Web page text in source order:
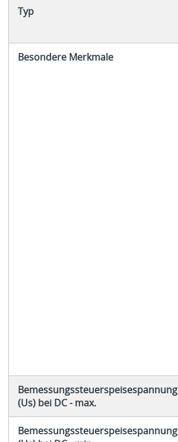
Typ
Besondere Merkmale
Bemessungssteuerspeisespannung
(Us) bei DC - max.
Bemessungssteuerspeisespannung